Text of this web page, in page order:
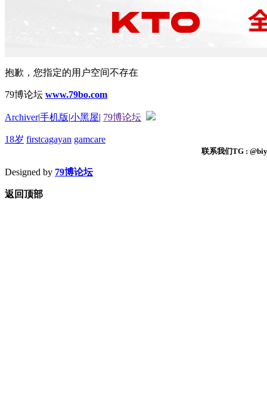
抱歉，您指定的用户空间不存在
79博论坛 www.79bo.com
Archiver|手机版|小黑屋| 79博论坛
18岁 firstcagayan gamcare
联系我们TG :
Designed by 79博论坛
返回顶部